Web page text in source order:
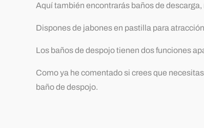
Aquí también encontrarás baños de
Dispones de jabones en pastilla para
Los baños de despojo tienen dos funciones
Como ya he comentado si crees que
baño de despojo.